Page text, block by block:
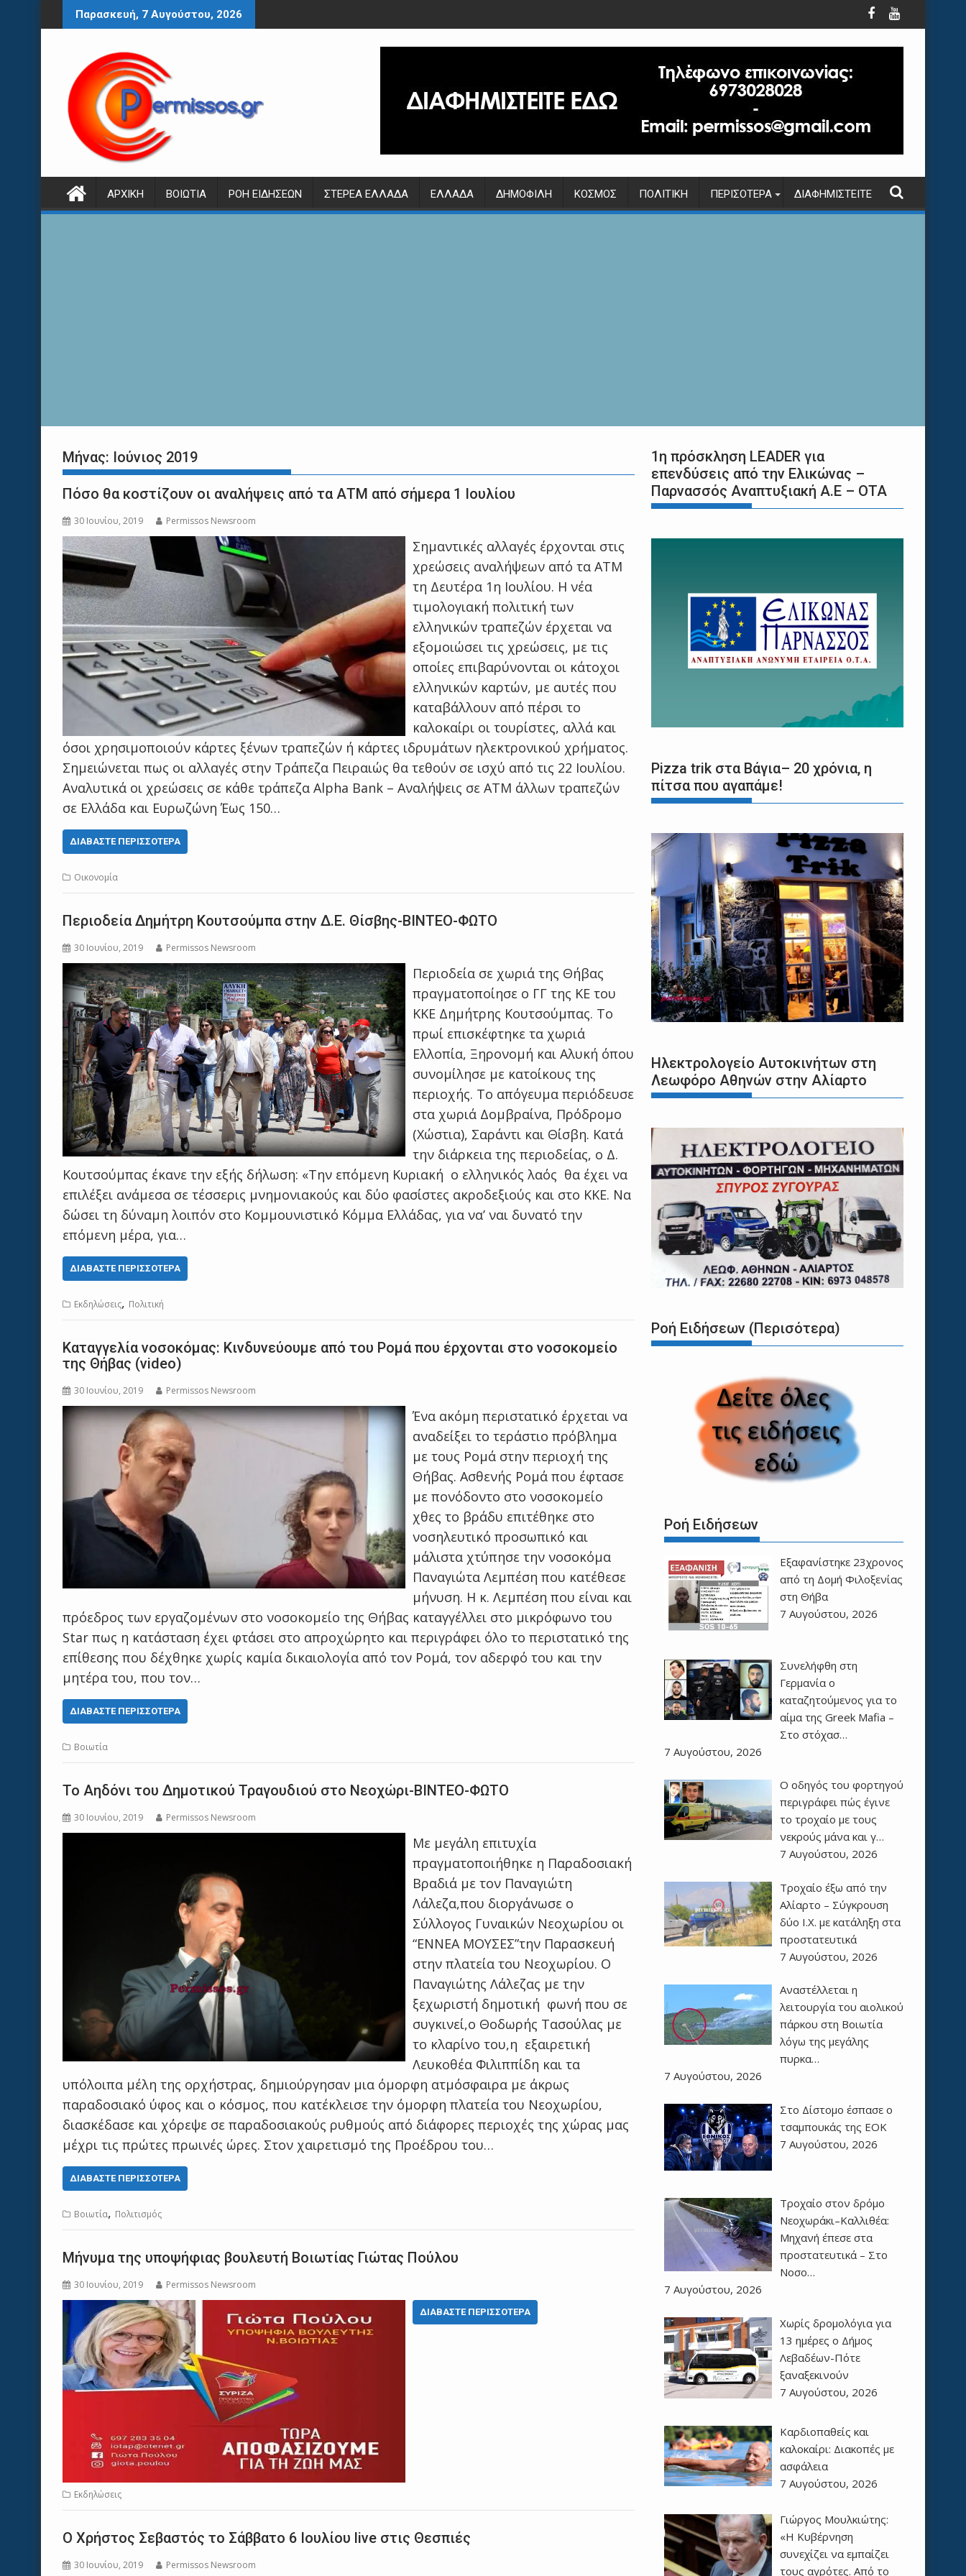
Περάστε
στο
Παρασκευή, 7 Αυγούστου, 2026
ΑΡΧΙΚΉ ΒΟΙΩΤΊΑ ΡΟΉ ΕΙΔΉΣΕΩΝ ΣΤΕΡΕΆ ΕΛΛΆΔΑ ΕΛΛΆΔΑ ΔΗΜΟΦΙΛΉ ΚΌΣΜΟΣ ΠΟΛΙΤΙΚΉ ΠΕΡΙΣΌΤΕΡΑ ΔΙΑΦΗΜΙΣΤΕΊΤΕ
Μήνας: Ιούνιος 2019
Πόσο θα κοστίζουν οι αναλήψεις από τα ΑΤΜ από σήμερα 1 Ιουλίου
30 Ιουνίου, 2019 Permissos Newsroom
Σημαντικές αλλαγές έρχονται στις
χρεώσεις αναλήψεων από τα ATM
τη Δευτέρα 1η Ιουλίου. Η νέα
τιμολογιακή πολιτική των
ελληνικών τραπεζών έρχεται να
εξομοιώσει τις χρεώσεις, με τις
οποίες επιβαρύνονται οι κάτοχοι
ελληνικών καρτών, με αυτές που
καταβάλλουν από πέρσι το
καλοκαίρι οι τουρίστες, αλλά και
όσοι χρησιμοποιούν κάρτες ξένων τραπεζών ή κάρτες ιδρυμάτων ηλεκτρονικού χρήματος.
Σημειώνεται πως οι αλλαγές στην Τράπεζα Πειραιώς θα τεθούν σε ισχύ από τις 22 Ιουλίου.
Αναλυτικά οι χρεώσεις σε κάθε τράπεζα Alpha Bank – Αναλήψεις σε ATM άλλων τραπεζών
σε Ελλάδα και Ευρωζώνη Έως 150…
ΔΙΑΒΆΣΤΕ ΠΕΡΙΣΣΌΤΕΡΑ
Οικονομία
Περιοδεία Δημήτρη Κουτσούμπα στην Δ.Ε. Θίσβης-ΒΙΝΤΕΟ-ΦΩΤΟ
30 Ιουνίου, 2019 Permissos Newsroom
Περιοδεία σε χωριά της Θήβας
πραγματοποίησε ο ΓΓ της ΚΕ του
ΚΚΕ Δημήτρης Κουτσούμπας. Το
πρωί επισκέφτηκε τα χωριά
Ελλοπία, Ξηρονομή και Αλυκή όπου
συνομίλησε με κατοίκους της
περιοχής. Το απόγευμα περιόδευσε
στα χωριά Δομβραίνα, Πρόδρομο
(Χώστια), Σαράντι και Θίσβη. Κατά
την διάρκεια της περιοδείας, ο Δ.
Κουτσούμπας έκανε την εξής δήλωση: «Την επόμενη Κυριακή ο ελληνικός λαός θα έχει να
επιλέξει ανάμεσα σε τέσσερις μνημονιακούς και δύο φασίστες ακροδεξιούς και στο ΚΚΕ. Να
δώσει τη δύναμη λοιπόν στο Κομμουνιστικό Κόμμα Ελλάδας, για να’ ναι δυνατό την
επόμενη μέρα, για…
ΔΙΑΒΆΣΤΕ ΠΕΡΙΣΣΌΤΕΡΑ
Εκδηλώσεις, Πολιτική
Καταγγελία νοσοκόμας: Κινδυνεύουμε από του Ρομά που έρχονται στο νοσοκομείο
της Θήβας (video)
30 Ιουνίου, 2019 Permissos Newsroom
Ένα ακόμη περιστατικό έρχεται να
αναδείξει το τεράστιο πρόβλημα
με τους Ρομά στην περιοχή της
Θήβας. Ασθενής Ρομά που έφτασε
με πονόδοντο στο νοσοκομείο
χθες το βράδυ επιτέθηκε στο
νοσηλευτικό προσωπικό και
μάλιστα χτύπησε την νοσοκόμα
Παναγιώτα Λεμπέση που κατέθεσε
μήνυση. Η κ. Λεμπέση που είναι και
πρόεδρος των εργαζομένων στο νοσοκομείο της Θήβας καταγγέλλει στο μικρόφωνο του
Star πως η κατάσταση έχει φτάσει στο απροχώρητο και περιγράφει όλο το περιστατικό της
επίθεσης που δέχθηκε χωρίς καμία δικαιολογία από τον Ρομά, τον αδερφό του και την
μητέρα του, που τον…
ΔΙΑΒΆΣΤΕ ΠΕΡΙΣΣΌΤΕΡΑ
Βοιωτία
Το Αηδόνι του Δημοτικού Τραγουδιού στο Νεοχώρι-ΒΙΝΤΕΟ-ΦΩΤΟ
30 Ιουνίου, 2019 Permissos Newsroom
Με μεγάλη επιτυχία
πραγματοποιήθηκε η Παραδοσιακή
Βραδιά με τον Παναγιώτη
Λάλεζα,που διοργάνωσε ο
Σύλλογος Γυναικών Νεοχωρίου οι
“ΕΝΝΕΑ ΜΟΥΣΕΣ”την Παρασκευή
στην πλατεία του Νεοχωρίου. Ο
Παναγιώτης Λάλεζας με την
ξεχωριστή δημοτική φωνή που σε
συγκινεί,ο Θοδωρής Τασούλας με
το κλαρίνο του,η εξαιρετική
Λευκοθέα Φιλιππίδη και τα
υπόλοιπα μέλη της ορχήστρας, δημιούργησαν μια όμορφη ατμόσφαιρα με άκρως
παραδοσιακό ύφος και ο κόσμος, που κατέκλεισε την όμορφη πλατεία του Νεοχωρίου,
διασκέδασε και χόρεψε σε παραδοσιακούς ρυθμούς από διάφορες περιοχές της χώρας μας
μέχρι τις πρώτες πρωινές ώρες. Στον χαιρετισμό της Προέδρου του…
ΔΙΑΒΆΣΤΕ ΠΕΡΙΣΣΌΤΕΡΑ
Βοιωτία, Πολιτισμός
Μήνυμα της υποψήφιας βουλευτή Bοιωτίας Γιώτας Πούλου
30 Ιουνίου, 2019 Permissos Newsroom
ΔΙΑΒΆΣΤΕ ΠΕΡΙΣΣΌΤΕΡΑ
Εκδηλώσεις
Ο Χρήστος Σεβαστός το Σάββατο 6 Ιουλίου live στις Θεσπιές
30 Ιουνίου, 2019 Permissos Newsroom
1η πρόσκληση LEADER για
επενδύσεις από την Ελικώνας –
Παρνασσός Αναπτυξιακή Α.Ε – ΟΤΑ
Pizza trik στα Βάγια– 20 χρόνια, η
πίτσα που αγαπάμε!
Ηλεκτρολογείο Αυτοκινήτων στη
Λεωφόρο Αθηνών στην Αλίαρτο
Ροή Ειδήσεων (Περισότερα)
Ροή Ειδήσεων
Εξαφανίστηκε 23χρονος
από τη Δομή Φιλοξενίας
στη Θήβα
7 Αυγούστου, 2026
Συνελήφθη στη
Γερμανία ο
καταζητούμενος για το
αίμα της Greek Mafia –
Στο στόχασ…
7 Αυγούστου, 2026
Ο οδηγός του φορτηγού
περιγράφει πώς έγινε
το τροχαίο με τους
νεκρούς μάνα και γ…
7 Αυγούστου, 2026
Τροχαίο έξω από την
Αλίαρτο – Σύγκρουση
δύο Ι.Χ. με κατάληξη στα
προστατευτικά
7 Αυγούστου, 2026
Αναστέλλεται η
λειτουργία του αιολικού
πάρκου στη Βοιωτία
λόγω της μεγάλης
πυρκα…
7 Αυγούστου, 2026
Στο Δίστομο έσπασε ο
τσαμπουκάς της ΕΟΚ
7 Αυγούστου, 2026
Τροχαίο στον δρόμο
Νεοχωράκι–Καλλιθέα:
Μηχανή έπεσε στα
προστατευτικά – Στο
Νοσο…
7 Αυγούστου, 2026
Χωρίς δρομολόγια για
13 ημέρες ο Δήμος
Λεβαδέων-Πότε
ξαναξεκινούν
7 Αυγούστου, 2026
Καρδιοπαθείς και
καλοκαίρι: Διακοπές με
ασφάλεια
7 Αυγούστου, 2026
Γιώργος Μουλκιώτης:
«Η Κυβέρνηση
συνεχίζει να εμπαίζει
τους αγρότες. Από το